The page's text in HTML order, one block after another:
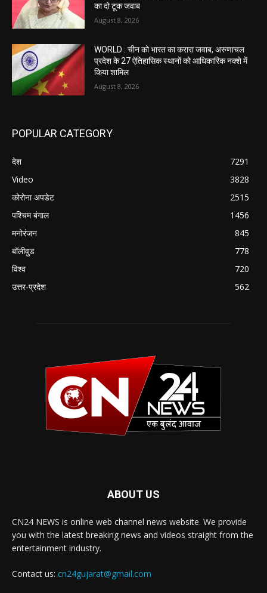
का दो टूक जवाब
August 8, 2026
WORLD : चीन को भारत का करारा जवाब, अरुणाचल
प्रदेश के 27 ऐतिहासिक स्थानों को आधिकारिक नक्शे में
किया शामिल
August 8, 2026
POPULAR CATEGORY
देश
7291
Video
3828
कोरोना अपडेट
2515
पश्चिम बंगाल
1456
मनोरंजन
845
बॉलीवुड
778
विश्व
720
उत्तर-प्रदेश
562
ABOUT US
CN24 NEWS is online web channel news website. We provide
you with the latest breaking news and videos straight from the
entertainment industry.
Contact us: cn24gujarat@gmail.com